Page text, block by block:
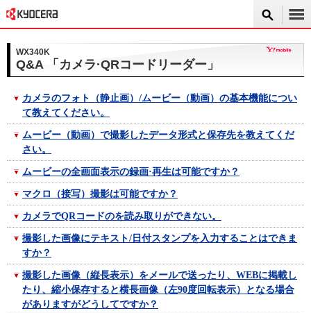
WX340K
Q&A 「カメラ·QRコードリーダー」
カメラのフォト（静止画）/ムービー（動画）の基本機能につい
て教えてください。
ムービー（動画）で撮影したデータ形式と保存先を教えてくだ
さい。
ムービーの全画面表示の録画·再生は可能ですか？
マクロ（接写）撮影は可能ですか？
カメラでQRコードのを読み取りができない。
撮影した画像にテキスト/日付スタンプを入力することはできま
すか？
撮影した画像（縦長表示）をメールで送ったり、WEBに掲載し
たり、縮小保存すると横長画像（左90度回転表示）となる場合
がありますがどうしてですか？